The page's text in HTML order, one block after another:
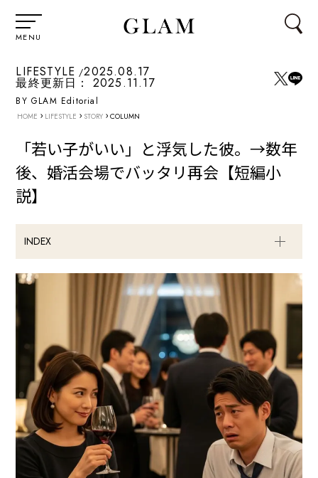
MENU
LIFESTYLE 2025.08.17
最終更新日： 2025.11.17
BY GLAM Editorial
HOME › LIFESTYLE › STORY › COLUMN
「若い子がいい」と浮気した彼。→数年
後、婚活会場でバッタリ再会【短編小
説】
INDEX